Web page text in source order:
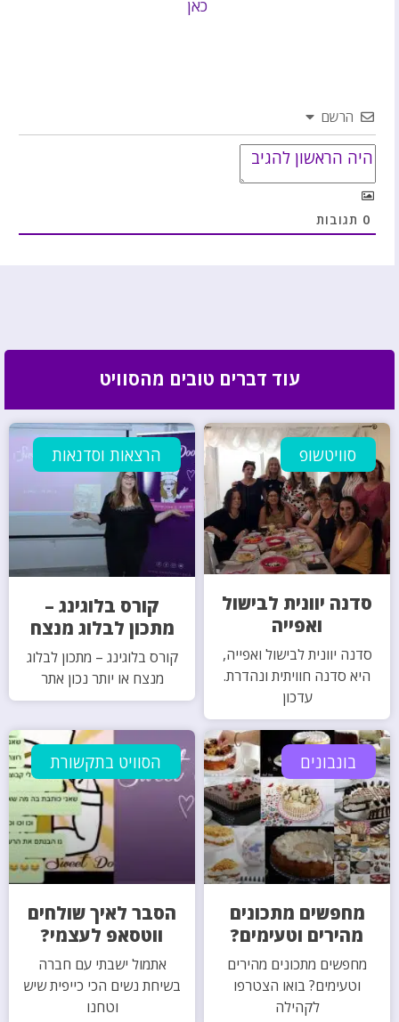
כאן
הרשם
0 תגובות
עוד דברים טובים מהסוויט
סוויטשופ
סדנה יוונית לבישול
ואפייה
סדנה יוונית לבישול ואפייה,
היא סדנה חוויתית ונהדרת.
עדכון
הרצאות וסדנאות
קורס בלוגינג –
מתכון לבלוג מנצח
קורס בלוגינג – מתכון לבלוג
מנצח או יותר נכון אתר
בונבונים
מחפשים מתכונים
מהירים וטעימים?
מחפשים מתכונים מהירים
וטעימים? בואו הצטרפו
לקהילה
הסוויט בתקשורת
הסבר לאיך שולחים
ווטסאפ לעצמי?
אתמול ישבתי עם חברה
בשיחת נשים הכי כייפית שיש
וטחנו